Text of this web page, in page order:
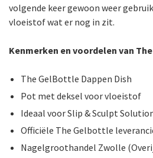
volgende keer gewoon weer
vloeistof wat er nog in zit.
Kenmerken en voordelen van
The GelBottle Dappen Dish
Pot met deksel voor vloeistof
Ideaal voor Slip & Sculpt
Officiële The Gelbottle
Nagelgroothandel Zwolle